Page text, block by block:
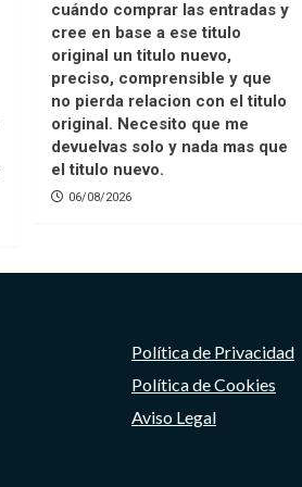
cuándo comprar las entradas y
cree en base a ese titulo
original un titulo nuevo,
preciso, comprensible y que
no pierda relacion con el titulo
original. Necesito que me
devuelvas solo y nada mas que
el titulo nuevo.
06/08/2026
Política de Privacidad
Política de Cookies
Aviso Legal